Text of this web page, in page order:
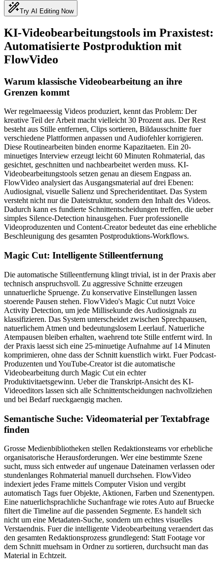
Try AI Editing Now
KI-Videobearbeitungstools im Praxistest:
Automatisierte Postproduktion mit
FlowVideo
Warum klassische Videobearbeitung an ihre
Grenzen kommt
Wer regelmaeessig Videos produziert, kennt das Problem: Der
kreative Teil der Arbeit macht vielleicht 30 Prozent aus. Der Rest
besteht aus Stille entfernen, Clips sortieren, Bildausschnitte fuer
verschiedene Plattformen anpassen und Audiofehler korrigieren.
Diese Routinearbeiten binden enorme Kapazitaeten. Ein 20-
minuetiges Interview erzeugt leicht 60 Minuten Rohmaterial, das
gesichtet, geschnitten und nachbearbeitet werden muss. KI-
Videobearbeitungstools setzen genau an diesem Engpass an.
FlowVideo analysiert das Ausgangsmaterial auf drei Ebenen:
Audiosignal, visuelle Salienz und Sprecheridentitaet. Das System
versteht nicht nur die Dateistruktur, sondern den Inhalt des Videos.
Dadurch kann es fundierte Schnittentscheidungen treffen, die ueber
simples Silence-Detection hinausgehen. Fuer professionelle
Videoproduzenten und Content-Creator bedeutet das eine erhebliche
Beschleunigung des gesamten Postproduktions-Workflows.
Magic Cut: Intelligente Stilleentfernung
Die automatische Stilleentfernung klingt trivial, ist in der Praxis aber
technisch anspruchsvoll. Zu aggressive Schnitte erzeugen
unnatuerliche Spruenge. Zu konservative Einstellungen lassen
stoerende Pausen stehen. FlowVideo's Magic Cut nutzt Voice
Activity Detection, um jede Millisekunde des Audiosignals zu
klassifizieren. Das System unterscheidet zwischen Sprechpausen,
natuerlichem Atmen und bedeutungslosem Leerlauf. Natuerliche
Atempausen bleiben erhalten, waehrend tote Stille entfernt wird. In
der Praxis laesst sich eine 25-minuetige Aufnahme auf 14 Minuten
komprimieren, ohne dass der Schnitt kuenstlich wirkt. Fuer Podcast-
Produzenten und YouTube-Creator ist die automatische
Videobearbeitung durch Magic Cut ein echter
Produktivitaetsgewinn. Ueber die Transkript-Ansicht des KI-
Videoeditors lassen sich alle Schnittentscheidungen nachvollziehen
und bei Bedarf rueckgaengig machen.
Semantische Suche: Videomaterial per Textabfrage
finden
Grosse Medienbibliotheken stellen Redaktionsteams vor erhebliche
organisatorische Herausforderungen. Wer eine bestimmte Szene
sucht, muss sich entweder auf ungenaue Dateinamen verlassen oder
stundenlanges Rohmaterial manuell durchsehen. FlowVideo
indexiert jedes Frame mittels Computer Vision und vergibt
automatisch Tags fuer Objekte, Aktionen, Farben und Szenentypen.
Eine natuerlichsprachliche Suchanfrage wie rotes Auto auf Bruecke
filtert die Timeline auf die passenden Segmente. Es handelt sich
nicht um eine Metadaten-Suche, sondern um echtes visuelles
Verstaendnis. Fuer die intelligente Videobearbeitung veraendert das
den gesamten Redaktionsprozess grundlegend: Statt Footage vor
dem Schnitt muehsam in Ordner zu sortieren, durchsucht man das
Material in Echtzeit.